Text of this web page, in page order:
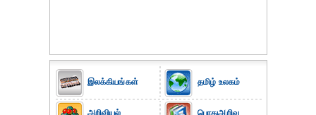
இலக்கியங்கள்
அறிவியல்
தமிழ் உலகம்
பொதுஅறிவு